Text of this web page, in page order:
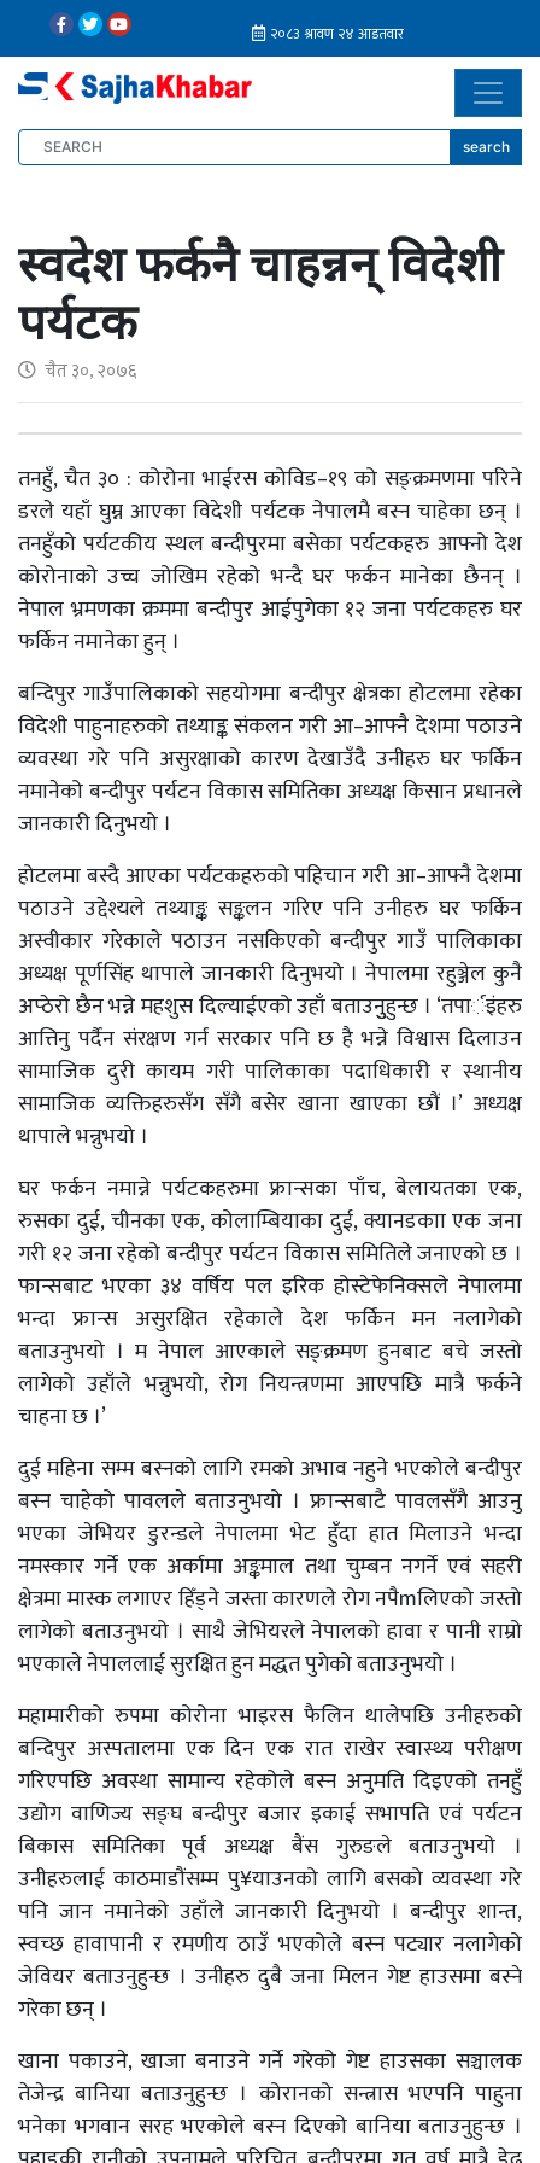
search
स्वदेश फर्कनै चाहन्नन् विदेशी
पर्यटक
चैत ३०, २०७६
तनहुँ, चैत ३० : कोरोना भाईरस कोविड–१९ को सङ्क्रमणमा परिने
डरले यहाँ घुम्न आएका विदेशी पर्यटक नेपालमै बस्न चाहेका छन् ।
तनहुँको पर्यटकीय स्थल बन्दीपुरमा बसेका पर्यटकहरु आफ्नो देश
कोरोनाको उच्च जोखिम रहेको भन्दै घर फर्कन मानेका छैनन् ।
नेपाल भ्रमणका क्रममा बन्दीपुर आईपुगेका १२ जना पर्यटकहरु घर
फर्किन नमानेका हुन् ।
बन्दिपुर गाउँपालिकाको सहयोगमा बन्दीपुर क्षेत्रका होटलमा रहेका
विदेशी पाहुनाहरुको तथ्याङ्क संकलन गरी आ–आफ्नै देशमा पठाउने
व्यवस्था गरे पनि असुरक्षाको कारण देखाउँदै उनीहरु घर फर्किन
नमानेको बन्दीपुर पर्यटन विकास समितिका अध्यक्ष किसान प्रधानले
जानकारी दिनुभयो ।
होटलमा बस्दै आएका पर्यटकहरुको पहिचान गरी आ–आफ्नै देशमा
पठाउने उद्देश्यले तथ्याङ्क सङ्कलन गरिए पनि उनीहरु घर फर्किन
अस्वीकार गरेकाले पठाउन नसकिएको बन्दीपुर गाउँ पालिकाका
अध्यक्ष पूर्णसिंह थापाले जानकारी दिनुभयो । नेपालमा रहुञ्जेल कुनै
अप्ठेरो छैन भन्ने महशुस दिल्याईएको उहाँ बताउनुुहुन्छ । ‘तपार्इंहरु
आत्तिनु पर्दैन संरक्षण गर्न सरकार पनि छ है भन्ने विश्वास दिलाउन
सामाजिक दुरी कायम गरी पालिकाका पदाधिकारी र स्थानीय
सामाजिक व्यक्तिहरुसँग सँगै बसेर खाना खाएका छौं ।’ अध्यक्ष
थापाले भन्नुभयो ।
घर फर्कन नमान्ने पर्यटकहरुमा फ्रान्सका पाँच, बेलायतका एक,
रुसका दुई, चीनका एक, कोलाम्बियाका दुई, क्यानडकाा एक जना
गरी १२ जना रहेको बन्दीपुर पर्यटन विकास समितिले जनाएको छ ।
फान्सबाट भएका ३४ वर्षिय पल इरिक होस्टेफेनिक्सले नेपालमा
भन्दा फ्रान्स असुरक्षित रहेकाले देश फर्किन मन नलागेको
बताउनुभयो । म नेपाल आएकाले सङ्क्रमण हुनबाट बचे जस्तो
लागेको उहाँले भन्नुभयो, रोग नियन्त्रणमा आएपछि मात्रै फर्कने
चाहना छ ।’
दुई महिना सम्म बस्नको लागि रमको अभाव नहुने भएकोले बन्दीपुर
बस्न चाहेको पावलले बताउनुभयो । फ्रान्सबाटै पावलसँगै आउनु
भएका जेभियर डुरन्डले नेपालमा भेट हुँदा हात मिलाउने भन्दा
नमस्कार गर्ने एक अर्कामा अङ्कमाल तथा चुम्बन नगर्ने एवं सहरी
क्षेत्रमा मास्क लगाएर हिँड्ने जस्ता कारणले रोग नपैmलिएको जस्तो
लागेको बताउनुभयो । साथै जेभियरले नेपालको हावा र पानी राम्रो
भएकाले नेपाललाई सुरक्षित हुन मद्धत पुगेको बताउनुभयो ।
महामारीको रुपमा कोरोना भाइरस फैलिन थालेपछि उनीहरुको
बन्दिपुर अस्पतालमा एक दिन एक रात राखेर स्वास्थ्य परीक्षण
गरिएपछि अवस्था सामान्य रहेकोले बस्न अनुमति दिइएको तनहुँ
उद्योग वाणिज्य सङ्घ बन्दीपुर बजार इकाई सभापति एवं पर्यटन
बिकास समितिका पूर्व अध्यक्ष बैंस गुरुङले बताउनुभयो ।
उनीहरुलाई काठमाडौंसम्म पु¥याउनको लागि बसको व्यवस्था गरे
पनि जान नमानेको उहाँले जानकारी दिनुभयो । बन्दीपुर शान्त,
स्वच्छ हावापानी र रमणीय ठाउँ भएकोले बस्न पट्यार नलागेको
जेवियर बताउनुहुन्छ । उनीहरु दुबै जना मिलन गेष्ट हाउसमा बस्ने
गरेका छन् ।
खाना पकाउने, खाजा बनाउने गर्ने गरेको गेष्ट हाउसका सञ्चालक
तेजेन्द्र बानिया बताउनुहुन्छ । कोरानको सन्त्रास भएपनि पाहुना
भनेका भगवान सरह भएकोले बस्न दिएको बानिया बताउनुहुन्छ ।